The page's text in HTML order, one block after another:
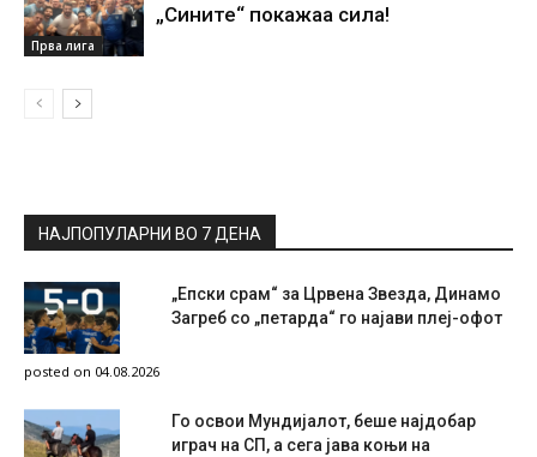
Прва лига
„Сините“ покажаа сила!
НАЈПОПУЛАРНИ ВО 7 ДЕНА
„Епски срам“ за Црвена Звезда, Динамо
Загреб со „петарда“ го најави плеј-офот
posted on 04.08.2026
Го освои Мундијалот, беше најдобар
играч на СП, а сега јава коњи на